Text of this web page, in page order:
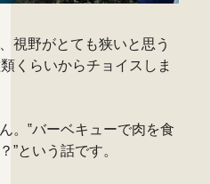
視野がとても狭いと思う
くらいからチョイスしま
。‟バーベキューで肉を食
”という話です。